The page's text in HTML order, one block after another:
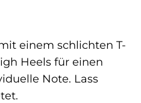
einem schlichten T-
Heels für einen
Note. Lass